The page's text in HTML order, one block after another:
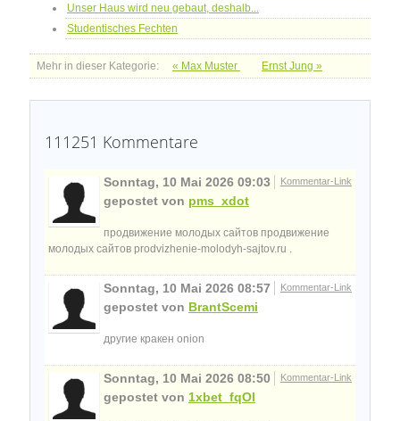
Unser Haus wird neu gebaut, deshalb...
Studentisches Fechten
Mehr in dieser Kategorie: « Max Muster Ernst Jung »
111251 Kommentare
Kommentar-Link
Sonntag, 10 Mai 2026 09:03
gepostet von pms_xdot
продвижение молодых сайтов продвижение
молодых сайтов prodvizhenie-molodyh-sajtov.ru .
Kommentar-Link
Sonntag, 10 Mai 2026 08:57
gepostet von BrantScemi
другие кракен onion
Kommentar-Link
Sonntag, 10 Mai 2026 08:50
gepostet von 1xbet_fqOl